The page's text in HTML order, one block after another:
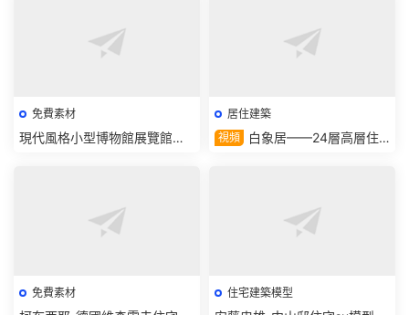
免費素材
現代風格小型博物館展覽館設
居住建築
視頻
白象居——24層高層住
免費素材 住宅建築模型